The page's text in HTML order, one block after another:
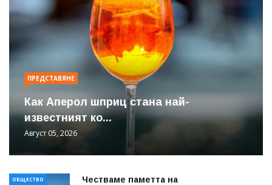
ПРЕДСТАВЯНЕ
Как Аперол шприц стана най-
известният ко...
Август 05, 2026
ОБЩЕСТВО
Честваме паметта на